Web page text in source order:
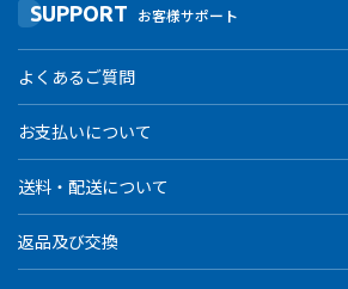
SUPPORT お客様サポート
よくあるご質問
お支払いについて
送料・配送について
返品及び交換